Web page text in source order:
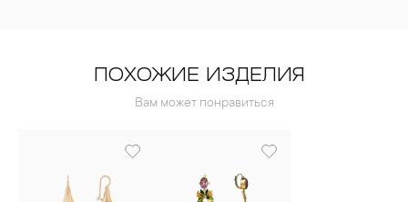
ПОХОЖИЕ ИЗДЕЛИЯ
Вам может понравиться